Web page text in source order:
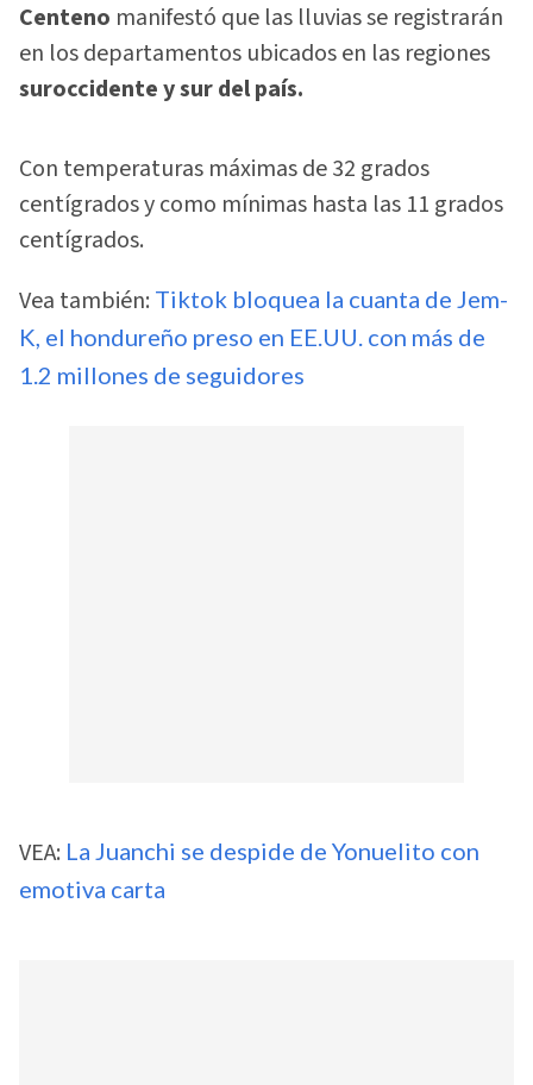
Centeno manifestó que las lluvias se registrarán
en los departamentos ubicados en las regiones
suroccidente y sur del país.
Con temperaturas máximas de 32 grados
centígrados y como mínimas hasta las 11 grados
centígrados.
Vea también: Tiktok bloquea la cuanta de Jem-
K, el hondureño preso en EE.UU. con más de
1.2 millones de seguidores
VEA: La Juanchi se despide de Yonuelito con
emotiva carta